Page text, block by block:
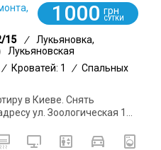
1000 грн
СУТКИ
15 /
Лукьяновка,
Лукьяновская
/ Кроватей: 1 / Спальных
в Киеве. Снять
ул. Зоологическая 1...